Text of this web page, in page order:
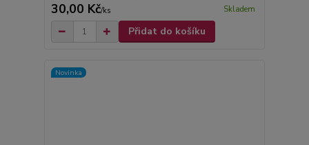
30,00 Kč/ks Skladem
Přidat do košíku
Novinka